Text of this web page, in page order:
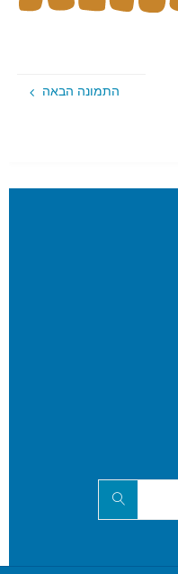
התמונה הבאה